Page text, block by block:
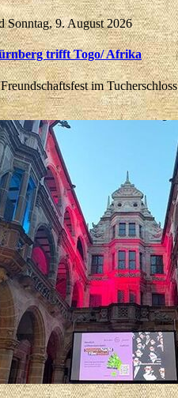
Sonntag, 9. August 2026
trifft Togo/ Afrika
im Tucherschloss